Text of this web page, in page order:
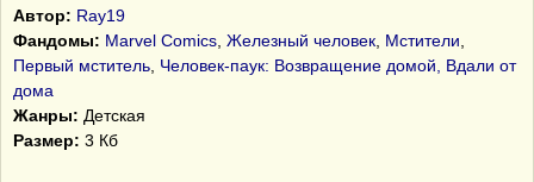
Автор: Ray19
Фандомы: Marvel Comics Железный человек Мстители
Первый мститель Человек-паук: Возвращение домой, Вдали от
дома
Жанры: Детская
Размер: 3 Кб